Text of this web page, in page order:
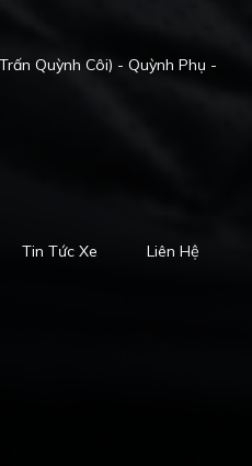
Quỳnh Côi) - Quỳnh Phụ -
Tin Tức Xe Liên Hệ